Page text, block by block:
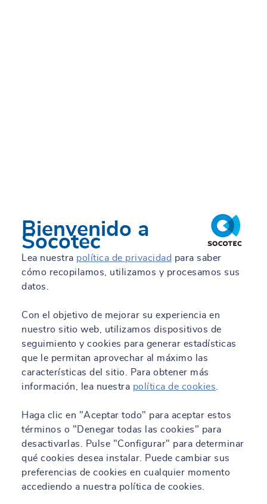
Bienvenido a
Socotec
Lea nuestra política de privacidad para saber
cómo recopilamos, utilizamos y procesamos sus
datos.
Con el objetivo de mejorar su experiencia en
nuestro sitio web, utilizamos dispositivos de
seguimiento y cookies para generar estadísticas
que le permitan aprovechar al máximo las
características del sitio. Para obtener más
información, lea nuestra política de cookies
Haga clic en "Aceptar todo" para aceptar estos
términos o "Denegar todas las cookies" para
desactivarlas. Pulse "Configurar" para determinar
qué cookies desea instalar. Puede cambiar sus
preferencias de cookies en cualquier momento
accediendo a nuestra política de cookies.